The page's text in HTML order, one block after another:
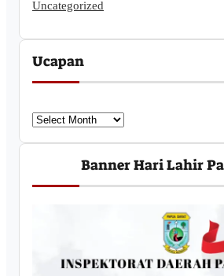
Uncategorized
Ucapan
U
c
a
Banner Hari Lahir